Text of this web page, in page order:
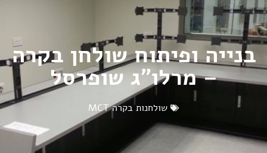
בנייה ופיתוח שולחן בקרה
– מרלו"ג שופרסל
שולחנות בקרה MCT